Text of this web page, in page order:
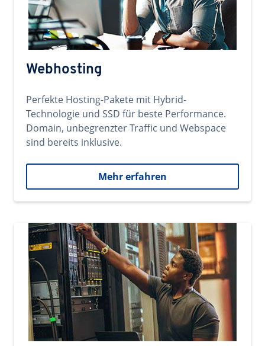
Webhosting
Perfekte Hosting-Pakete mit Hybrid-
Technologie und SSD für beste Performance.
Domain, unbegrenzter Traffic und Webspace
sind bereits inklusive.
Mehr erfahren